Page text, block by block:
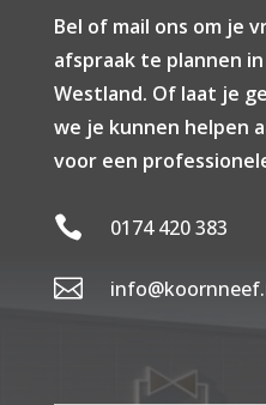
Bel of mail ons om je
afspraak te plannen
Westland. Of laat je
we je kunnen helpen
voor een
 0174 420 383
